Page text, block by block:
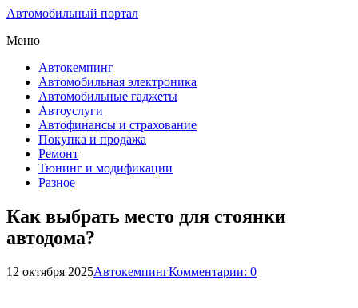
Автомобильный портал
Меню
Автокемпинг
Автомобильная электроника
Автомобильные гаджеты
Автоуслуги
Автофинансы и страхование
Покупка и продажа
Ремонт
Тюнинг и модификации
Разное
Как выбрать место для стоянки
автодома?
12 октября 2025АвтокемпингКомментарии: 0